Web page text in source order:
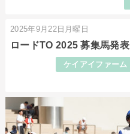
2025年9月22日月曜日
ロードTO 2025 募集馬発表
ケイアイファーム